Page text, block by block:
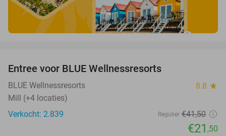
Entree voor BLUE Wellnessresorts
BLUE Wellnessresorts 8.8 star
Mill (+4 locaties)
Verkocht: 2.839
Regulier €41,50
€21 ,50